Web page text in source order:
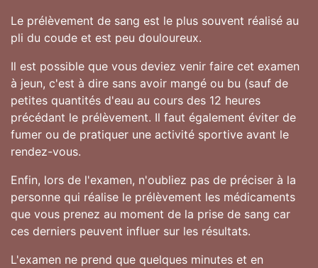
Le prélèvement de sang est le plus souvent réalisé au
pli du coude et est peu douloureux.
Il est possible que vous deviez venir faire cet examen
à jeun, c'est à dire sans avoir mangé ou bu (sauf de
petites quantités d'eau au cours des 12 heures
précédant le prélèvement. Il faut également éviter de
fumer ou de pratiquer une activité sportive avant le
rendez-vous.
Enfin, lors de l'examen, n'oubliez pas de préciser à la
personne qui réalise le prélèvement les médicaments
que vous prenez au moment de la prise de sang car
ces derniers peuvent influer sur les résultats.
L'examen ne prend que quelques minutes et en